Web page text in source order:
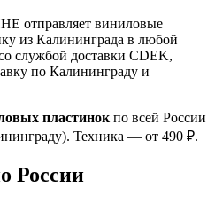
виниловые
из Калининграда в любой
службой доставки CDEK,
по Калининграду и
пластинок по всей России
Техника — от 490 ₽.
России